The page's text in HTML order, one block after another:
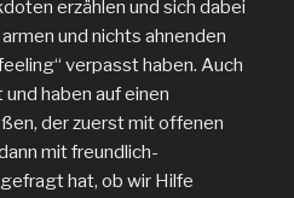
erzählen und sich dabei
und nichts ahnenden
verpasst haben. Auch
haben auf einen
der zuerst mit offenen
mit freundlich-
hat, ob wir Hilfe